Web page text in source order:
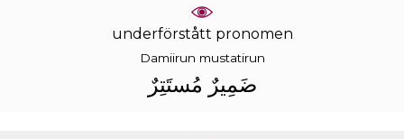
underförstått pronomen
Damiirun mustatirun
ﺿَﻤِﻴﺮٌ ﻣُﺴﺘَﺘِﺮٌ